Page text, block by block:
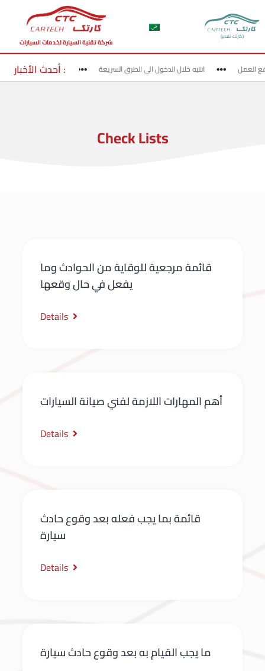
شركة تقنية السيارة لخدمات السيارات
(كارتك تقدير)
أحدث الأخبار : العمل انتبه خلال الدخول الى الطرق السريعة الخروج من الطرق
Check Lists
قائمة مرجعية للوقاية من الحوادث وما
يفعل في حال وقعها
Details
أهم المهارات اللازمة لفني صيانة السيارات
Details
قائمة بما يجب فعله بعد وقوع حادث
سيارة
Details
ما يجب القيام به بعد وقوع حادث سيارة